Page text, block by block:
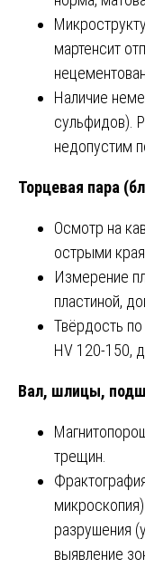
мартенсит
Наличие
сульфидов).
недопустим
Торцевая пара
Осмотр на
острыми
Измерение
пластиной,
Твёрдость
HV 120-150,
Вал, шлицы,
трещин.
разрушения
выявление